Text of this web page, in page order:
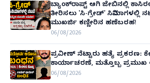
ಬ್ಯಾಂಕ್‌ರಾಪ್ಟ್‌ ಆಗಿ ಜೇಬಿನಲ್ಲಿ
ತೀರಿಸಲು 'ಸಿ-ಗ್ರೇಡ್' ಸಿನಿಮಾಗಳಲ್ಲಿ
ಮುಖರ್ಜಿ ಕಣ್ಣೀರಿನ ಹಣೆಬರಹ!
06/08/2026
ಪ್ರವೀಣ್ ನೆಟ್ಟಾರು ಹತ್ಯೆ ಪ್ರಕರಣ:
ಕಾರ್ಯಾಚರಣೆ, ಮತ್ತೊಬ್ಬ
06/08/2026